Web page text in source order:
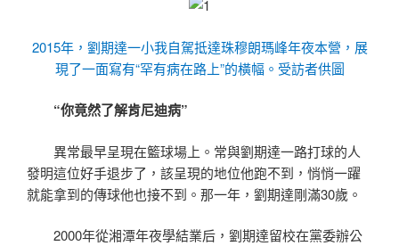
2015年，劉期達一小我自駕抵達珠穆朗瑪峰年夜本營，展
現了一面寫有“罕有病在路上”的橫幅。受訪者供圖
“你竟然了解肯尼迪病”
異常最早呈現在籃球場上。常與劉期達一路打球的人
發明這位好手退步了，該呈現的地位他跑不到，悄悄一躍
就能拿到的傳球他也接不到。那一年，劉期達剛滿30歲。
2000年從湘潭年夜學結業后，劉期達留校在黨委辦公